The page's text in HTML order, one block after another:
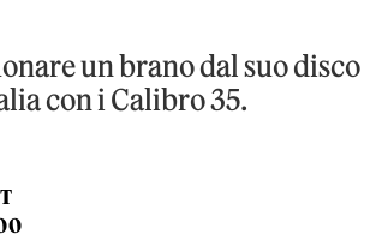
un brano dal suo disco
con i Calibro 35.